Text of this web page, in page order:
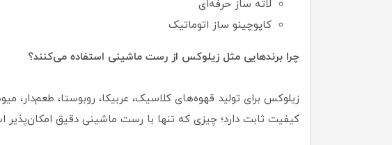
لاته ساز حرفه‌ای
کاپوچینو ساز اتوماتیک
چرا برندهایی مثل زیلوکس از رست ماشینی استفاده می‌کنند؟
زیلوکس برای تولید قهوه‌های کلاسیک، عربیکا، روبوستا، طعم‌دار،
کیفیت ثابت دارد؛ چیزی که تنها با رست ماشینی دقیق امکان‌پذیر